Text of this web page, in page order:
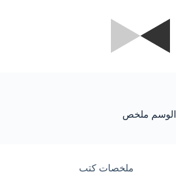
إلى
المحتوى
الوسم ملخص
ملخصات كتب